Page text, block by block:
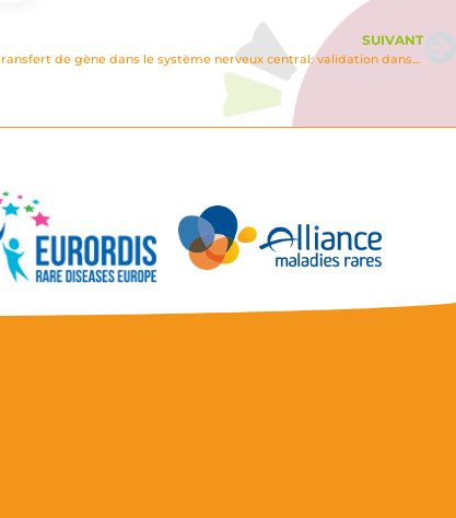
SUIVANT
Développement de nouvelles méthodes de transfert de gène dans le système nerveux central: validation dans le modèle souris du variant O de la gangliosidose à GM2 (maladie de Sandhoff)